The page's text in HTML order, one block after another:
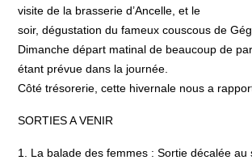
visite de la brasserie d’Ancelle, et le
soir, dégustation du fameux couscous de
Dimanche départ matinal de beaucoup de
étant prévue dans la journée.
Côté trésorerie, cette hivernale nous a
SORTIES A VENIR
1. La balade des femmes : Sortie décalée au